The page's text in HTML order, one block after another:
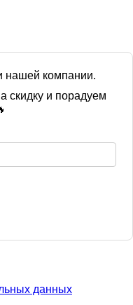
нашей компании.
и порадуем
данных